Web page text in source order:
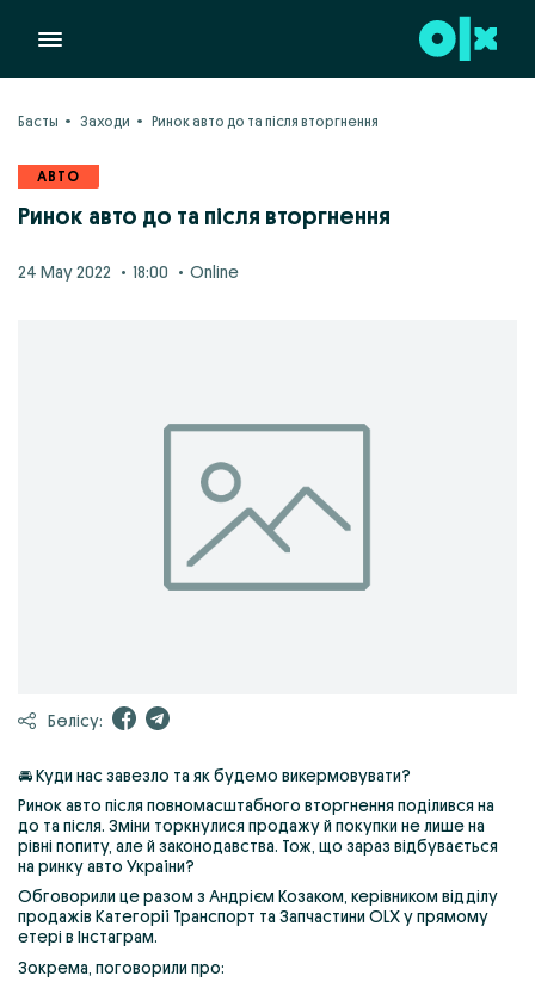
Басты Заходи Ринок авто до та після вторгнення
АВТО
Ринок авто до та після вторгнення
24 May 2022 18:00 Online
Бөлісу:
🚘 Куди нас завезло та як будемо викермовувати?
Ринок авто після повномасштабного вторгнення поділився на
до та після. Зміни торкнулися продажу й покупки не лише на
рівні попиту, але й законодавства. Тож, що зараз відбувається
на ринку авто України?
Обговорили це разом з Андрієм Козаком, керівником відділу
продажів Категорії Транспорт та Запчастини OLX у прямому
етері в Інстаграм.
Зокрема, поговорили про: